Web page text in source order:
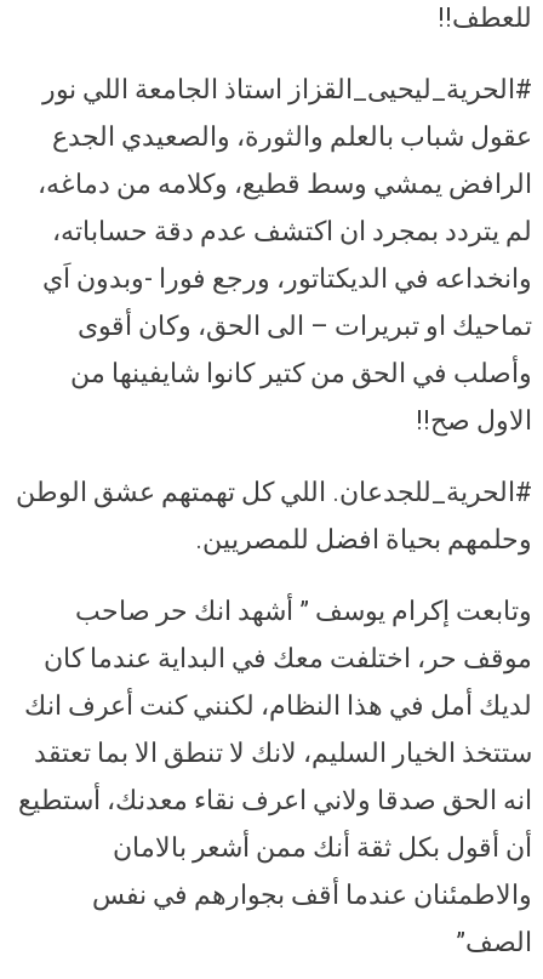
للعطف!!
#الحرية_ليحيى_القزاز استاذ الجامعة اللي نور
عقول شباب بالعلم والثورة، والصعيدي الجدع
الرافض يمشي وسط قطيع، وكلامه من دماغه،
لم يتردد بمجرد ان اكتشف عدم دقة حساباته،
وانخداعه في الديكتاتور، ورجع فورا -وبدون اَي
تماحيك او تبريرات – الى الحق، وكان أقوى
وأصلب في الحق من كتير كانوا شايفينها من
الاول صح!!
#الحرية_للجدعان. اللي كل تهمتهم عشق الوطن
وحلمهم بحياة افضل للمصريين.
وتابعت إكرام يوسف ” أشهد انك حر صاحب
موقف حر، اختلفت معك في البداية عندما كان
لديك أمل في هذا النظام، لكنني كنت أعرف انك
ستتخذ الخيار السليم، لانك لا تنطق الا بما تعتقد
انه الحق صدقا ولاني اعرف نقاء معدنك، أستطيع
أن أقول بكل ثقة أنك ممن أشعر بالامان
والاطمئنان عندما أقف بجوارهم في نفس
الصف”